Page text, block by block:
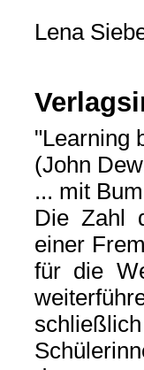
Lena
"Learning
(John
... mit
Die Zahl
einer
für die